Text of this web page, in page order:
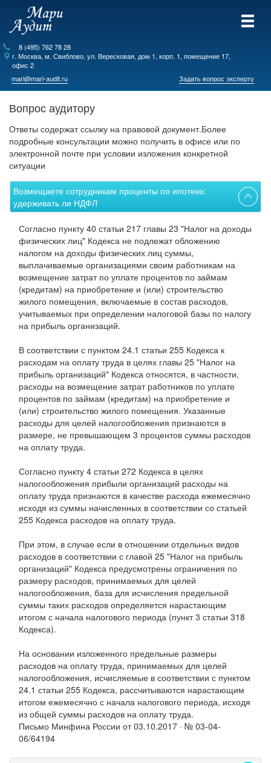
8 (495) 762 78 28
г. Москва, м. Свиблово,ул. Вересковая, дом 1, корп. 1, помещение 17,
офис 2
mari@mari-audit.ru
Задать вопрос эксперту
Вопрос аудитору
Ответы содержат ссылку на правовой документ.Более
подробные консультации можно получить в офисе или по
электронной почте при условии изложения конкретной
ситуации
Возмещаете сотрудникам проценты по ипотеке:
удерживать ли НДФЛ
Согласно пункту 40 статьи 217 главы 23 "Налог на доходы
физических лиц" Кодекса не подлежат обложению
налогом на доходы физических лиц суммы,
выплачиваемые организациями своим работникам на
возмещение затрат по уплате процентов по займам
(кредитам) на приобретение и (или) строительство
жилого помещения, включаемые в состав расходов,
учитываемых при определении налоговой базы по налогу
на прибыль организаций.
В соответствии с пунктом 24.1 статьи 255 Кодекса к
расходам на оплату труда в целях главы 25 "Налог на
прибыль организаций" Кодекса относятся, в частности,
расходы на возмещение затрат работников по уплате
процентов по займам (кредитам) на приобретение и
(или) строительство жилого помещения. Указанные
расходы для целей налогообложения признаются в
размере, не превышающем 3 процентов суммы расходов
на оплату труда.
Согласно пункту 4 статьи 272 Кодекса в целях
налогообложения прибыли организаций расходы на
оплату труда признаются в качестве расхода ежемесячно
исходя из суммы начисленных в соответствии со статьей
255 Кодекса расходов на оплату труда.
При этом, в случае если в отношении отдельных видов
расходов в соответствии с главой 25 "Налог на прибыль
организаций" Кодекса предусмотрены ограничения по
размеру расходов, принимаемых для целей
налогообложения, база для исчисления предельной
суммы таких расходов определяется нарастающим
итогом с начала налогового периода (пункт 3 статьи 318
Кодекса).
На основании изложенного предельные размеры
расходов на оплату труда, принимаемых для целей
налогообложения, исчисляемые в соответствии с пунктом
24.1 статьи 255 Кодекса, рассчитываются нарастающим
итогом ежемесячно с начала налогового периода, исходя
из общей суммы расходов на оплату труда.
Письмо Минфина России от 03.10.2017 · № 03-04-
06/64194